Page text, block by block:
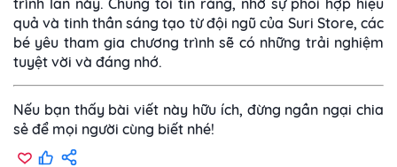
trình lần này. Chúng tôi tin rằng, nhờ sự phối hợp hiệu
quả và tinh thần sáng tạo từ đội ngũ của Suri Store, các
bé yêu tham gia chương trình sẽ có những trải nghiệm
tuyệt vời và đáng nhớ.
Nếu bạn thấy bài viết này hữu ích, đừng ngần ngại chia
sẻ để mọi người cùng biết nhé!